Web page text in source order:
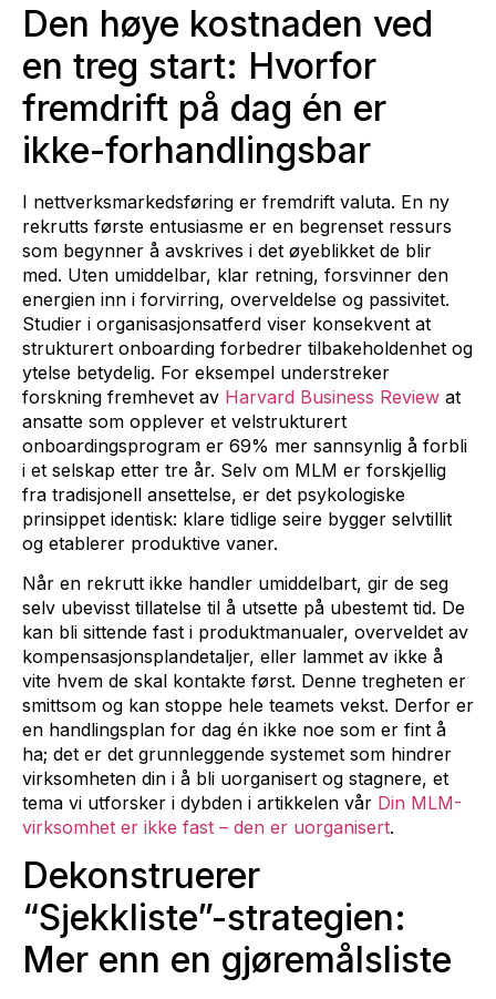
Den høye kostnaden ved
en treg start: Hvorfor
fremdrift på dag én er
ikke-forhandlingsbar
I nettverksmarkedsføring er fremdrift valuta. En ny
rekrutts første entusiasme er en begrenset ressurs
som begynner å avskrives i det øyeblikket de blir
med. Uten umiddelbar, klar retning, forsvinner den
energien inn i forvirring, overveldelse og passivitet.
Studier i organisasjonsatferd viser konsekvent at
strukturert onboarding forbedrer tilbakeholdenhet og
ytelse betydelig. For eksempel understreker
forskning fremhevet av Harvard Business Review at
ansatte som opplever et velstrukturert
onboardingsprogram er 69% mer sannsynlig å forbli
i et selskap etter tre år. Selv om MLM er forskjellig
fra tradisjonell ansettelse, er det psykologiske
prinsippet identisk: klare tidlige seire bygger selvtillit
og etablerer produktive vaner.
Når en rekrutt ikke handler umiddelbart, gir de seg
selv ubevisst tillatelse til å utsette på ubestemt tid. De
kan bli sittende fast i produktmanualer, overveldet av
kompensasjonsplandetaljer, eller lammet av ikke å
vite hvem de skal kontakte først. Denne tregheten er
smittsom og kan stoppe hele teamets vekst. Derfor er
en handlingsplan for dag én ikke noe som er fint å
ha; det er det grunnleggende systemet som hindrer
virksomheten din i å bli uorganisert og stagnere, et
tema vi utforsker i dybden i artikkelen vår Din MLM-
virksomhet er ikke fast – den er uorganisert.
Dekonstruerer
“Sjekkliste”-strategien:
Mer enn en gjøremålsliste